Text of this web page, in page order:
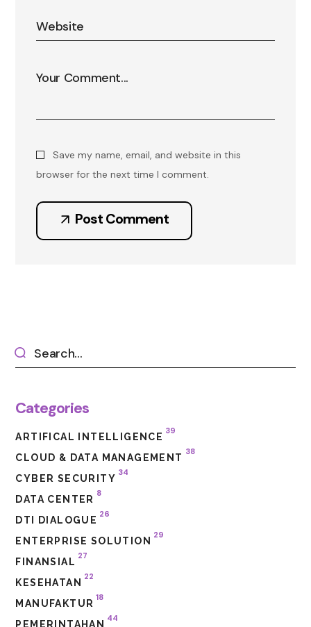
Save my name, email, and website in this
browser for the next time I comment.
Post Comment
Categories
ARTIFICAL INTELLIGENCE
39
CLOUD & DATA MANAGEMENT
38
CYBER SECURITY
34
DATA CENTER
8
DTI DIALOGUE
26
ENTERPRISE SOLUTION
29
FINANSIAL
27
KESEHATAN
22
MANUFAKTUR
18
PEMERINTAHAN
44